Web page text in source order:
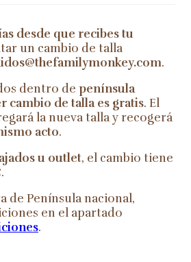
desde que recibes tu
un cambio de talla
.
dentro de península
cambio de talla es gratis. El
la nueva talla y recogerá
acto.
u outlet, el cambio tiene
.
de Península nacional,
en el apartado
.